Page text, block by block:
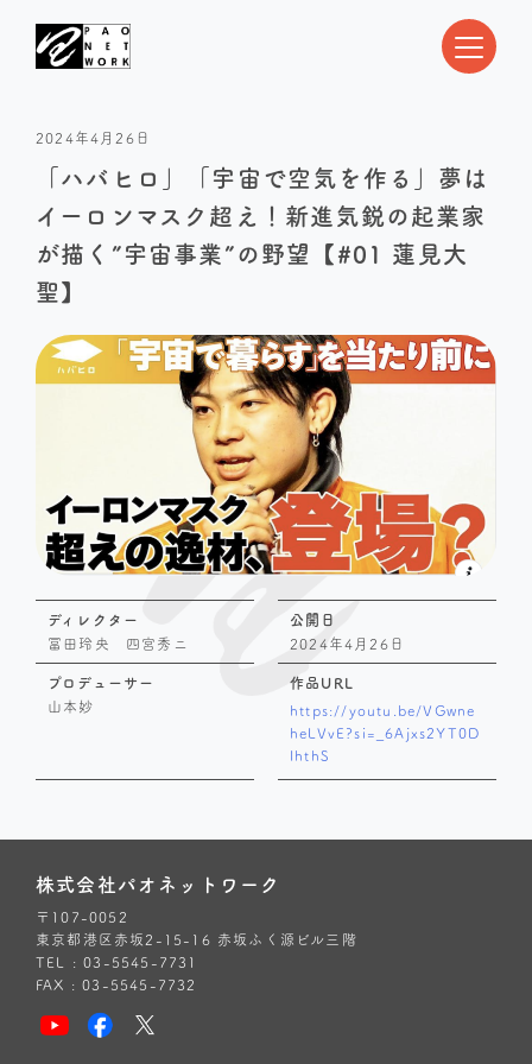
2024年4月26日
「ハバヒロ」「宇宙で空気を作る」夢は
イーロンマスク超え！新進気鋭の起業家
が描く”宇宙事業”の野望【#01 蓮見大
聖】
ディレクター
冨田玲央 四宮秀ニ
公開日
2024年4月26日
プロデューサー
山本妙
作品URL
https://youtu.be/VGwne
heLVvE?si=_6Ajxs2YT0D
IhthS
株式会社パオネットワーク
〒107-0052
東京都港区赤坂2-15-16 赤坂ふく源ビル三階
TEL : 03-5545-7731
FAX : 03-5545-7732